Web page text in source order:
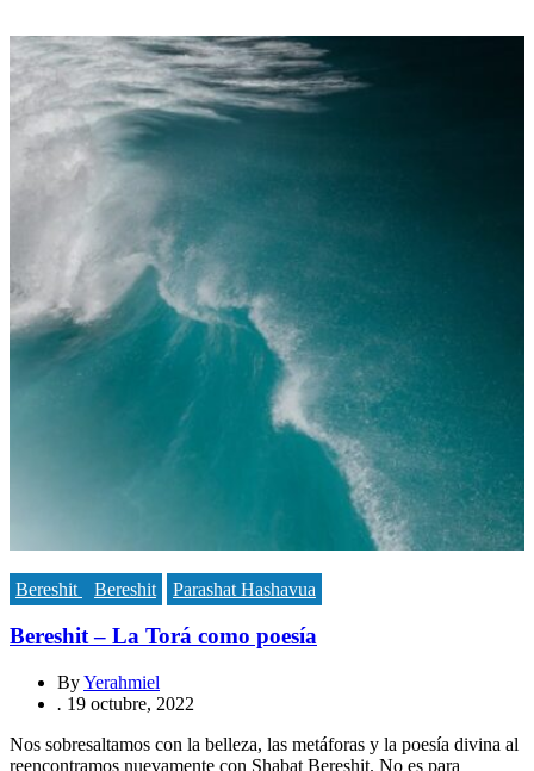
Bereshit Bereshit Parashat Hashavua
Bereshit – La Torá como poesía
ByYerahmiel
. 19 octubre, 2022
Nos sobresaltamos con la belleza, las metáforas y la poesía divina al
reencontramos nuevamente con Shabat Bereshit. No es para